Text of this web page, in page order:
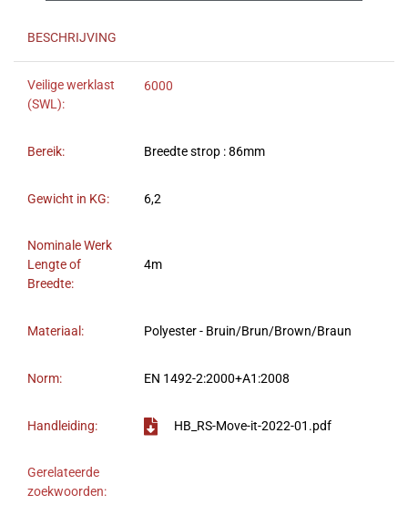
BESCHRIJVING
Veilige werklast
(SWL):
6000
Bereik: Breedte strop : 86mm
Gewicht in KG: 6,2
Nominale Werk
Lengte of
Breedte:
4m
Materiaal: Polyester - Bruin/Brun/Brown/Braun
Norm: EN 1492-2:2000+A1:2008
Handleiding: HB_RS-Move-it-2022-01.pdf
Gerelateerde
zoekwoorden: